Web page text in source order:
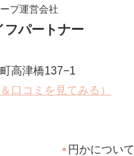
プ運営会社
フパートナー
高津橋137−1
口コミを見てみる）
円かについて